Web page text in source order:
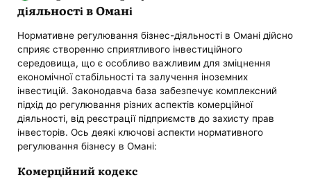
діяльності в Омані
Нормативне регулювання бізнес-діяльності в Омані дійсно
сприяє створенню сприятливого інвестиційного
середовища, що є особливо важливим для зміцнення
економічної стабільності та залучення іноземних
інвестицій. Законодавча база забезпечує комплексний
підхід до регулювання різних аспектів комерційної
діяльності, від реєстрації підприємств до захисту прав
інвесторів. Ось деякі ключові аспекти нормативного
регулювання бізнесу в Омані:
Комерційний кодекс